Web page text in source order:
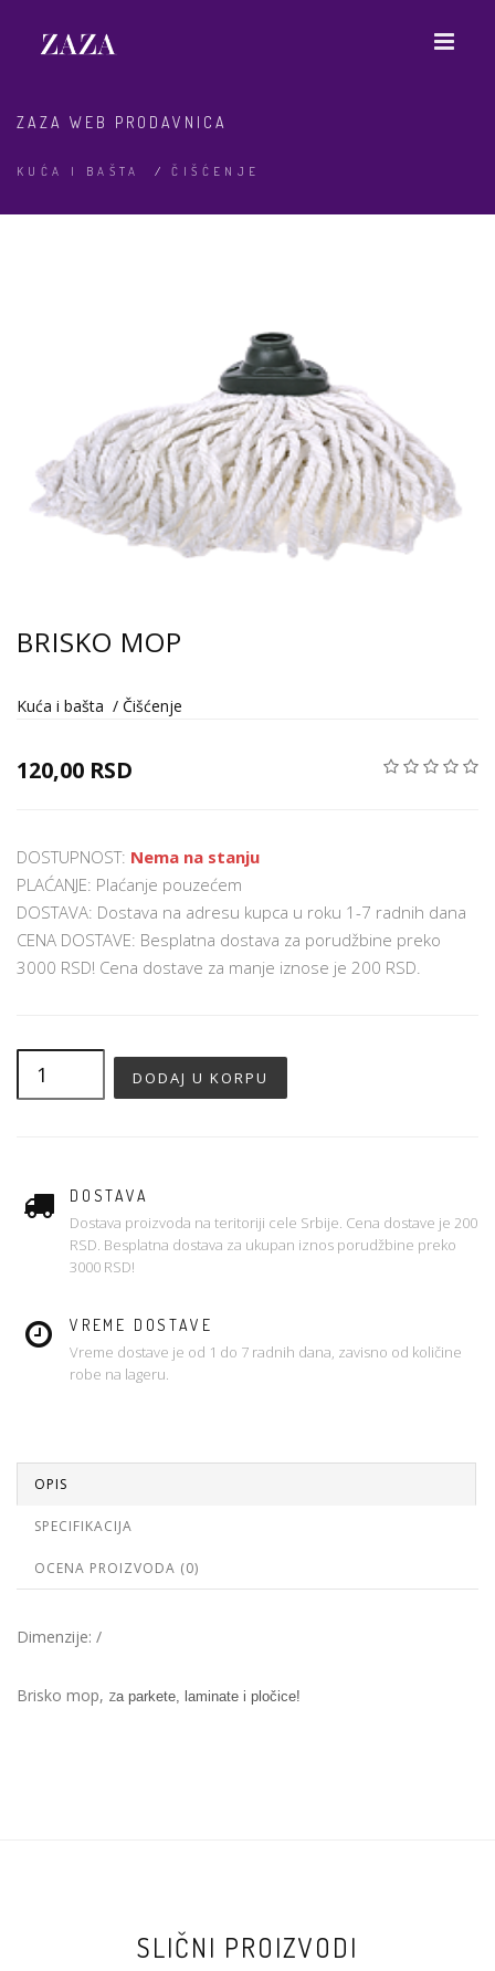
ZAZA WEB PRODAVNICA
KUĆA I BAŠTA /ČIŠĆENJE
BRISKO MOP
Kuća i bašta / Čišćenje
120,00 RSD
DOSTUPNOST: Nema na stanju
PLAĆANJE: Plaćanje pouzećem
DOSTAVA: Dostava na adresu kupca u roku 1-7 radnih dana
CENA DOSTAVE: Besplatna dostava za porudžbine preko
3000 RSD! Cena dostave za manje iznose je 200 RSD.
DOSTAVA
Dostava proizvoda na teritoriji cele Srbije. Cena dostave je 200
RSD. Besplatna dostava za ukupan iznos porudžbine preko
3000 RSD!
VREME DOSTAVE
Vreme dostave je od 1 do 7 radnih dana, zavisno od količine
robe na lageru.
OPIS
SPECIFIKACIJA
OCENA PROIZVODA (0)
Dimenzije: /
Brisko mop, za parkete, laminate i pločice!
SLIČNI PROIZVODI